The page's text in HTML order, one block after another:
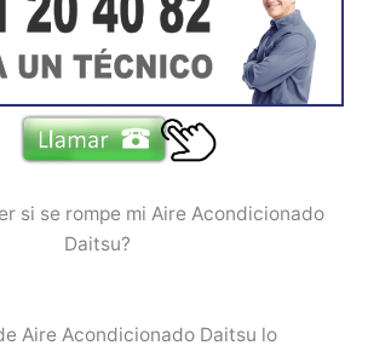
si se rompe mi Aire Acondicionado
Daitsu?
Aire Acondicionado Daitsu lo